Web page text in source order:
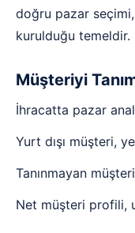
doğru pazar seçimi,
kurulduğu temeldir.
Müşteriyi
İhracatta pazar
Yurt dışı müşteri,
Tanınmayan
Net müşteri profili,